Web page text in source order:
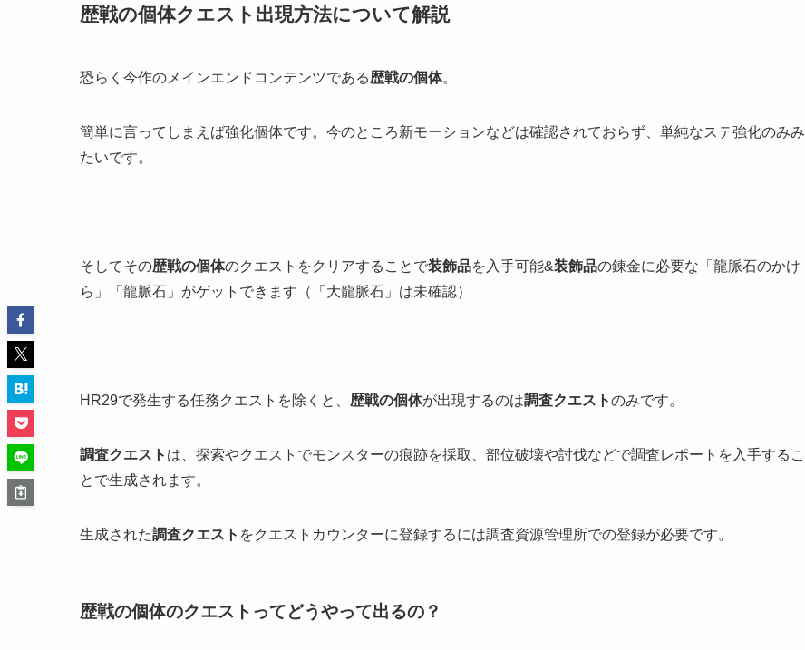
歴戦の個体クエスト出現方法について解説
恐らく今作のメインエンドコンテンツである歴戦の個体。
簡単に言ってしまえば強化個体です。今のところ新モーションなどは確認されておらず、単純なステ強化のみみ
たいです。
そしてその歴戦の個体のクエストをクリアすることで装飾品を入手可能&装飾品の錬金に必要な「龍脈石のかけ
ら」「龍脈石」がゲットできます（「大龍脈石」は未確認）
HR29で発生する任務クエストを除くと、 歴戦の個体が出現するのは調査クエストのみです。
調査クエスト は、探索やクエストでモンスターの痕跡を採取、部位破壊や討伐などで調査レポートを入手するこ
とで生成されます。
生成された調査クエスト をクエストカウンターに登録するには調査資源管理所での登録が必要です。
歴戦の個体のクエストってどうやって出るの？